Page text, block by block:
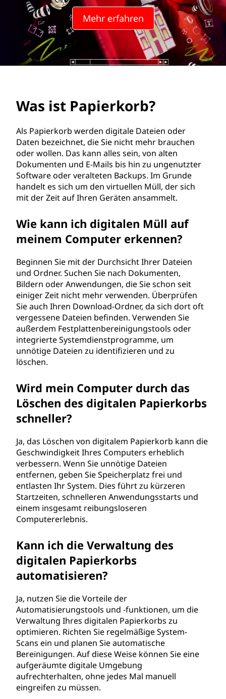
o
Mehr erfahren
Was ist Papierkorb?
Als Papierkorb werden digitale Dateien oder
Daten bezeichnet, die Sie nicht mehr brauchen
oder wollen. Das kann alles sein, von alten
Dokumenten und E-Mails bis hin zu ungenutzter
Software oder veralteten Backups. Im Grunde
handelt es sich um den virtuellen Müll, der sich
mit der Zeit auf Ihren Geräten ansammelt.
Wie kann ich digitalen Müll auf
meinem Computer erkennen?
Beginnen Sie mit der Durchsicht Ihrer Dateien
und Ordner. Suchen Sie nach Dokumenten,
Bildern oder Anwendungen, die Sie schon seit
einiger Zeit nicht mehr verwenden. Überprüfen
Sie auch Ihren Download-Ordner, da sich dort oft
vergessene Dateien befinden. Verwenden Sie
außerdem Festplattenbereinigungstools oder
integrierte Systemdienstprogramme, um
unnötige Dateien zu identifizieren und zu
löschen.
Wird mein Computer durch das
Löschen des digitalen Papierkorbs
schneller?
Ja, das Löschen von digitalem Papierkorb kann die
Geschwindigkeit Ihres Computers erheblich
verbessern. Wenn Sie unnötige Dateien
entfernen, geben Sie Speicherplatz frei und
entlasten Ihr System. Dies führt zu kürzeren
Startzeiten, schnelleren Anwendungsstarts und
einem insgesamt reibungsloseren
Computererlebnis.
Kann ich die Verwaltung des
digitalen Papierkorbs
automatisieren?
Ja, nutzen Sie die Vorteile der
Automatisierungstools und -funktionen, um die
Verwaltung Ihres digitalen Papierkorbs zu
optimieren. Richten Sie regelmäßige System-
Scans ein und planen Sie automatische
Bereinigungen. Auf diese Weise können Sie eine
aufgeräumte digitale Umgebung
aufrechterhalten, ohne jedes Mal manuell
eingreifen zu müssen.